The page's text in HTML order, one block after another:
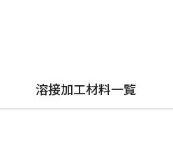
溶接加工材料一覧